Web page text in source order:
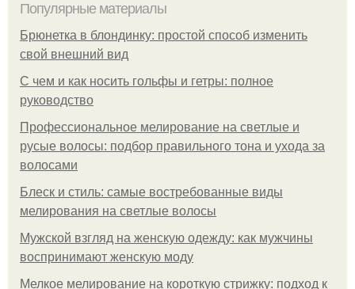
Популярные материалы
Брюнетка в блондинку: простой способ изменить
свой внешний вид
С чем и как носить гольфы и гетры: полное
руководство
Профессиональное мелирование на светлые и
русые волосы: подбор правильного тона и ухода за
волосами
Блеск и стиль: самые востребованные виды
мелирования на светлые волосы
Мужской взгляд на женскую одежду: как мужчины
воспринимают женскую моду
Мелкое мелирование на короткую стрижку: подход к